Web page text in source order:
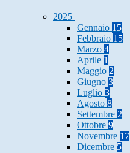
2025
Gennaio 15
Febbraio 15
Marzo 4
Aprile 1
Maggio 2
Giugno 3
Luglio 3
Agosto 8
Settembre 2
Ottobre 9
Novembre 17
Dicembre 5